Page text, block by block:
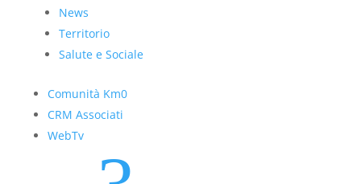
News
Territorio
Salute e Sociale
Comunità Km0
CRM Associati
WebTv